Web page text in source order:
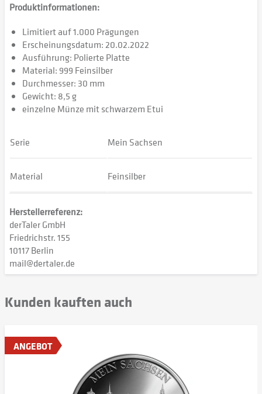
Produktinformationen:
Limitiert auf 1.000 Prägungen
Erscheinungsdatum: 20.02.2022
Ausführung: Polierte Platte
Material: 999 Feinsilber
Durchmesser: 30 mm
Gewicht: 8,5 g
einzelne Münze mit schwarzem Etui
Serie Mein Sachsen
Material Feinsilber
Herstellerreferenz:
derTaler GmbH
Friedrichstr. 155
10117 Berlin
mail@dertaler.de
Kunden kauften auch
ANGEBOT